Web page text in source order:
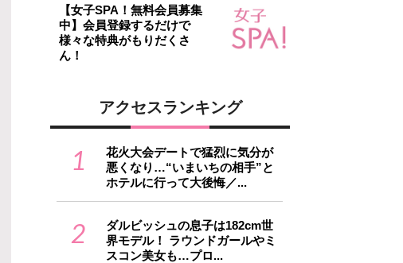
【女子SPA！無料会員募集
中】会員登録するだけで
様々な特典がもりだくさ
ん！
アクセスランキング
1
花火大会デートで猛烈に気分が
悪くなり…“いまいちの相手”と
ホテルに行って大後悔／...
2
ダルビッシュの息子は182cm世
界モデル！ ラウンドガールやミ
スコン美女も…プロ...